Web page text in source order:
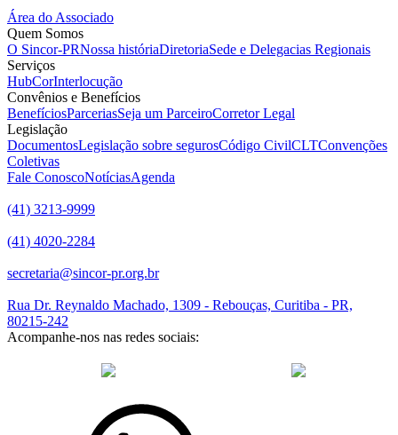
Área do Associado
Quem Somos
O Sincor-PRNossa históriaDiretoriaSede e Delegacias Regionais
Serviços
HubCorInterlocução
Convênios e Benefícios
BenefíciosParceriasSeja um ParceiroCorretor Legal
Legislação
DocumentosLegislação sobre segurosCódigo CivilCLTConvenções
Coletivas
Fale ConoscoNotíciasAgenda
(41) 3213-9999
(41) 4020-2284
secretaria@sincor-pr.org.br
Rua Dr. Reynaldo Machado, 1309 - Rebouças, Curitiba - PR,
80215-242
Acompanhe-nos nas redes sociais: